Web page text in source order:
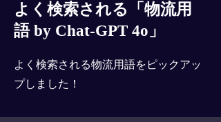
よく検索される「物流用
語 by Chat-GPT 4o」
よく検索される物流用語をピックアッ
プしました！